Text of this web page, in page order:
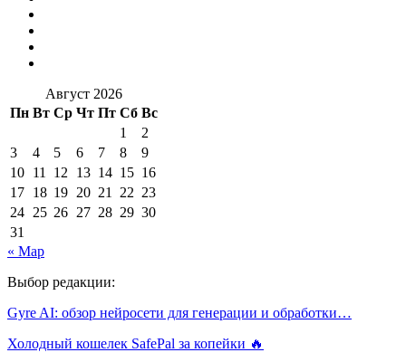
Август 2026
Пн Вт Ср Чт Пт Сб Вс
1
2
3
4 5 6 7 8
9
10 11 12 13 14 15 16
17 18 19 20 21 22 23
24 25 26 27 28 29 30
31
« Мар
Выбор редакции:
Gyre AI: обзор нейросети для генерации и обработки…
Холодный кошелек SafePal за копейки 🔥